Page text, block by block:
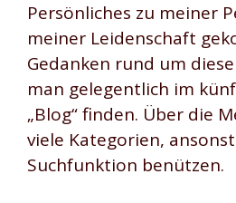
Persönliches zu meiner
meiner Leidenschaft
Gedanken rund um
man gelegentlich im
„Blog“ finden. Über die
viele Kategorien,
Suchfunktion benützen.